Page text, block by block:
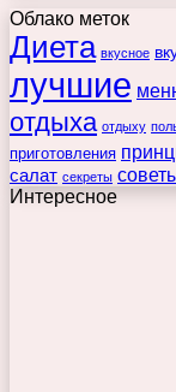
Облако меток
Диета вкусное
лучшие
отдыха отдыху
приготовления
салат секреты
Интересное